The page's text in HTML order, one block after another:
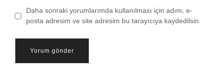
Daha sonraki yorumlarımda kullanılması için adım, e-
posta adresim ve site adresim bu tarayıcıya kaydedilsin.